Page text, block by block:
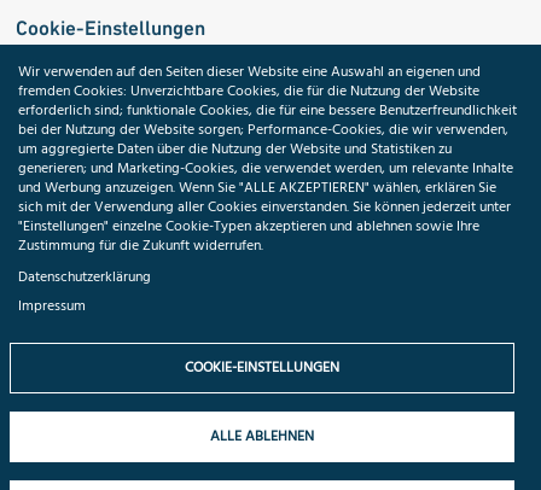
Cookie-Einstellungen
Medizininformatik-Initiative
ToolPool Gesundheitsforschung
Folgen Sie uns:
© 2026 TMF e.V. All rights reserved.
Wir verwenden auf den Seiten dieser Website eine Auswahl an eigenen und
fremden Cookies: Unverzichtbare Cookies, die für die Nutzung der Website
erforderlich sind; funktionale Cookies, die für eine bessere Benutzerfreundlichkeit
bei der Nutzung der Website sorgen; Performance-Cookies, die wir verwenden,
um aggregierte Daten über die Nutzung der Website und Statistiken zu
generieren; und Marketing-Cookies, die verwendet werden, um relevante Inhalte
und Werbung anzuzeigen. Wenn Sie "ALLE AKZEPTIEREN" wählen, erklären Sie
sich mit der Verwendung aller Cookies einverstanden. Sie können jederzeit unter
"Einstellungen" einzelne Cookie-Typen akzeptieren und ablehnen sowie Ihre
Zustimmung für die Zukunft widerrufen.
Datenschutzerklärung
Impressum
COOKIE-EINSTELLUNGEN
ALLE ABLEHNEN